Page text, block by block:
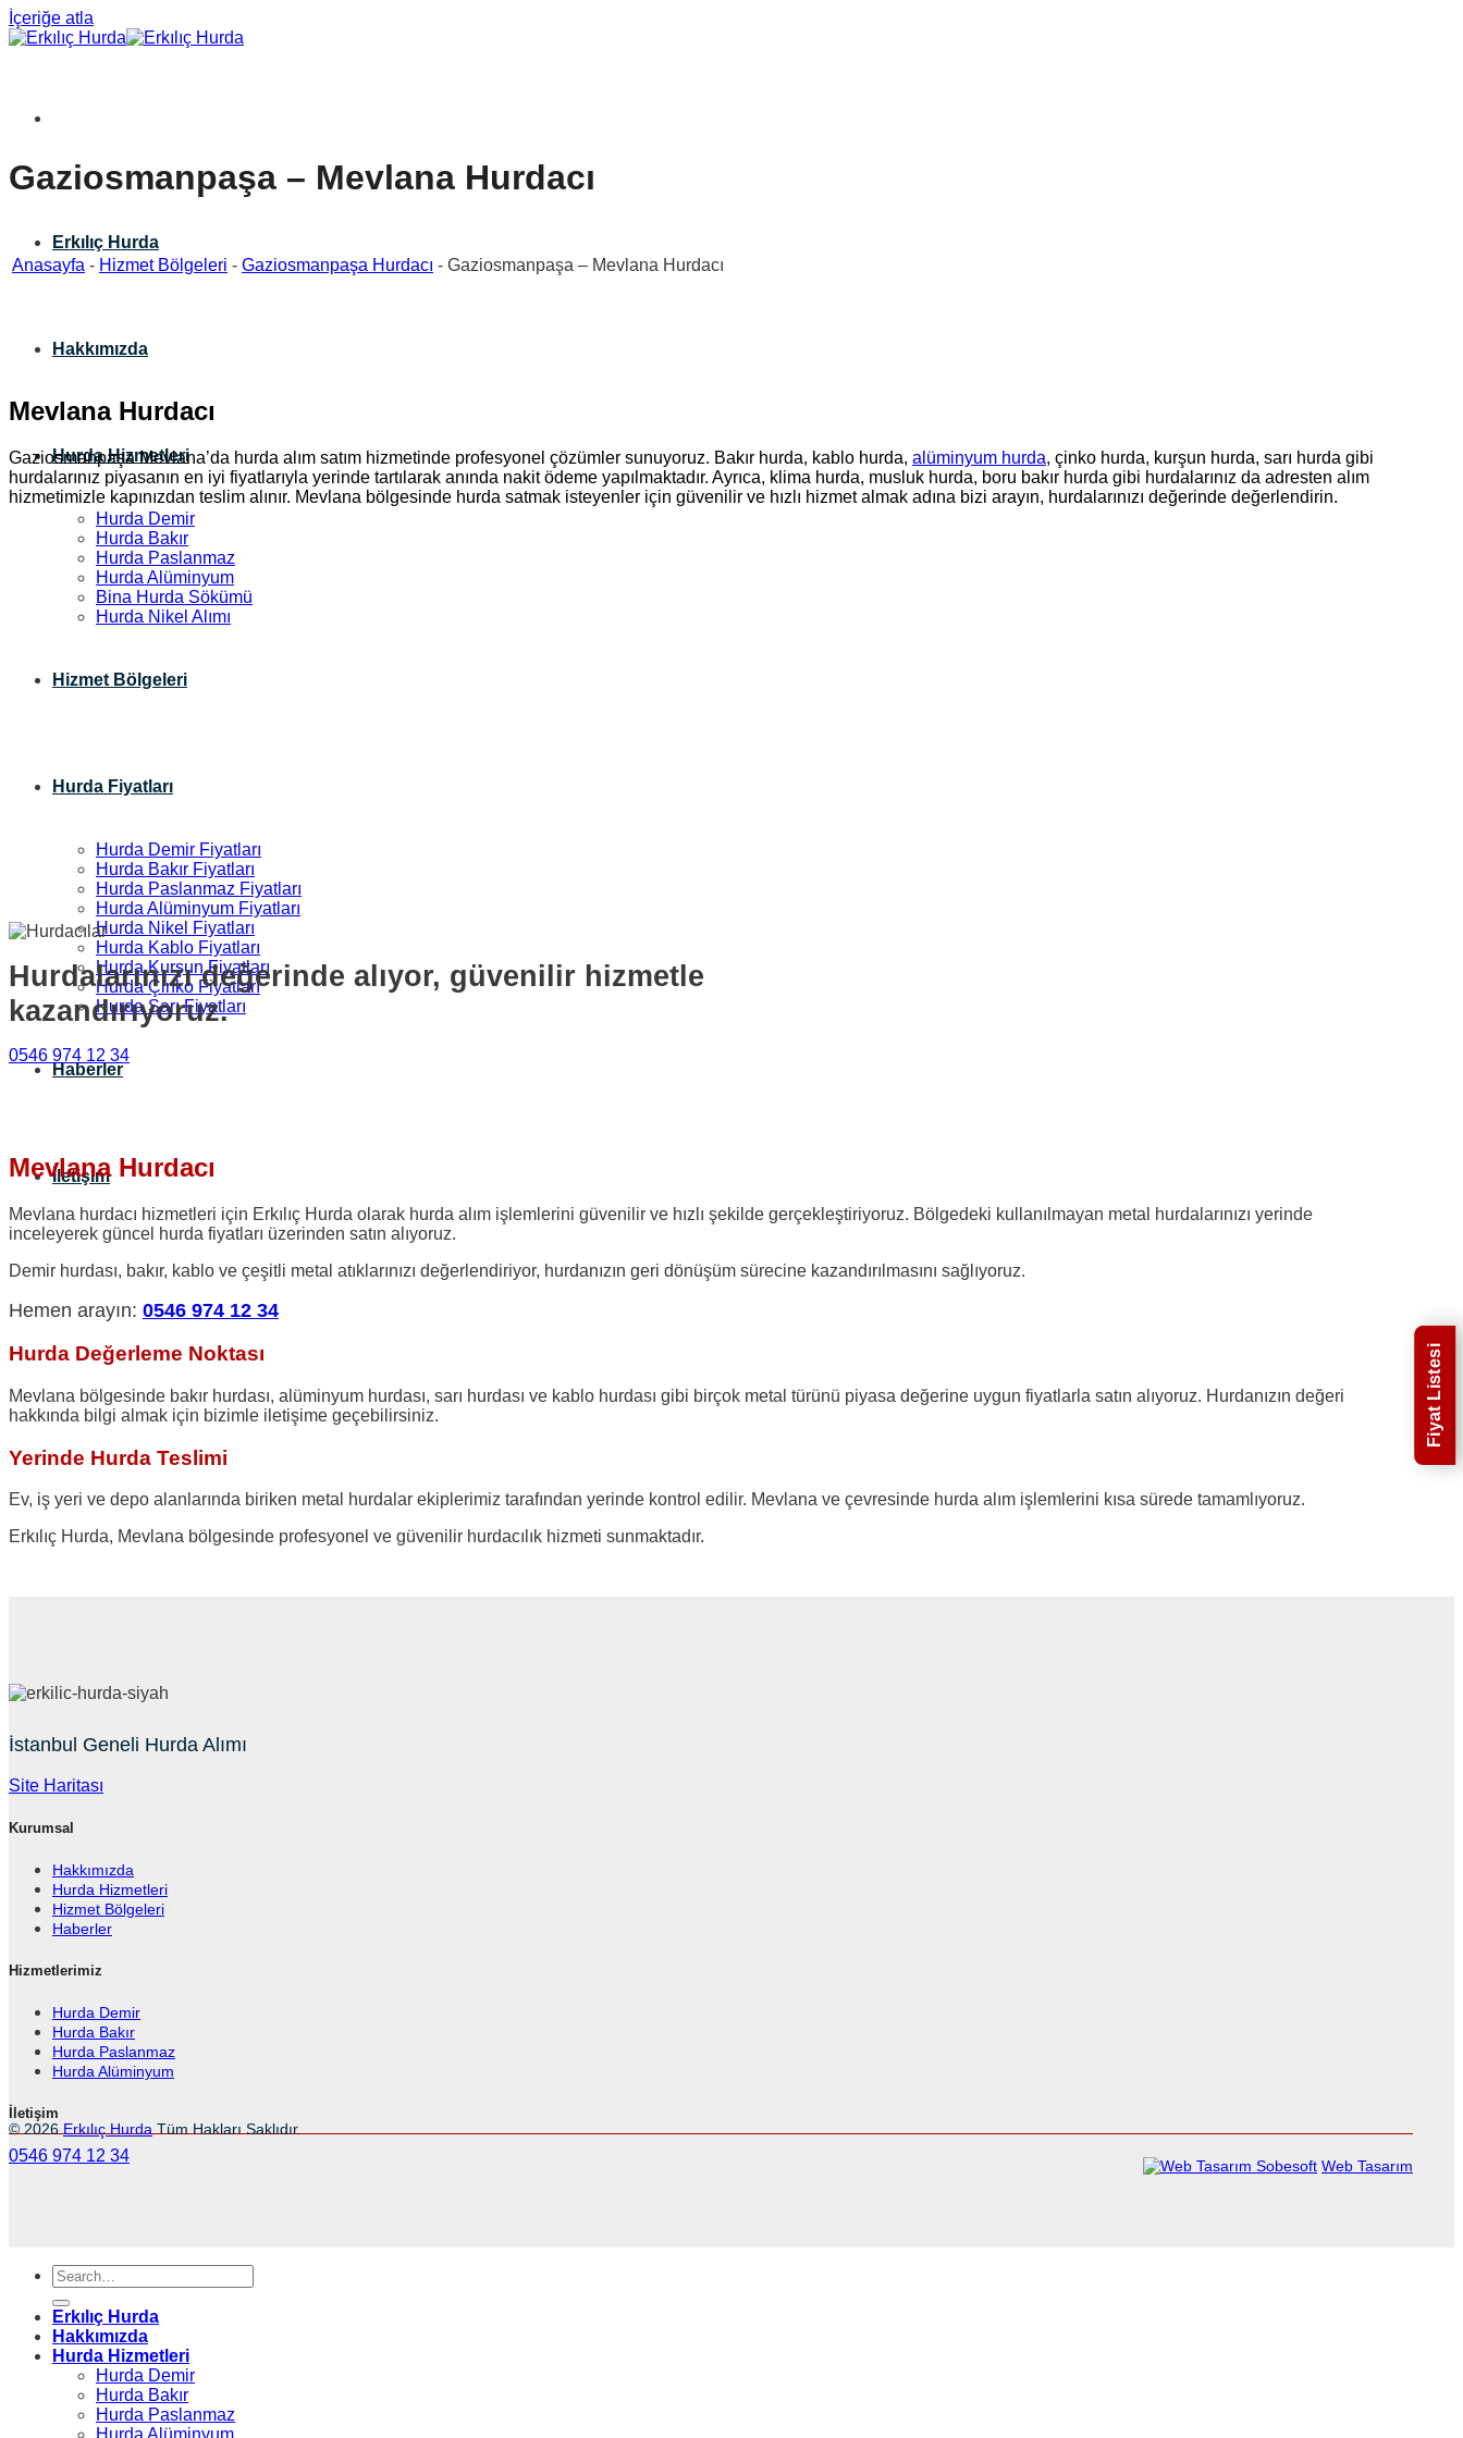
İçeriğe atla
Erkılıç Hurda
Hakkımızda
Hurda Hizmetleri
Hurda Demir
Hurda Bakır
Hurda Paslanmaz
Hurda Alüminyum
Bina Hurda Sökümü
Hurda Nikel Alımı
Hizmet Bölgeleri
Hurda Fiyatları
Hurda Demir Fiyatları
Hurda Bakır Fiyatları
Hurda Paslanmaz Fiyatları
Hurda Alüminyum Fiyatları
Hurda Nikel Fiyatları
Hurda Kablo Fiyatları
Hurda Kurşun Fiyatları
Hurda Çinko Fiyatları
Hurda Sarı Fiyatları
Haberler
İletişim
Gaziosmanpaşa – Mevlana Hurdacı
Anasayfa - Hizmet Bölgeleri - Gaziosmanpaşa Hurdacı - Gaziosmanpaşa – Mevlana Hurdacı
Mevlana Hurdacı
Gaziosmanpaşa Mevlana’da hurda alım satım hizmetinde profesyonel çözümler sunuyoruz. Bakır hurda, kablo hurda, alüminyum hurda, çinko hurda, kurşun hurda, sarı hurda gibi
hurdalarınız piyasanın en iyi fiyatlarıyla yerinde tartılarak anında nakit ödeme yapılmaktadır. Ayrıca, klima hurda, musluk hurda, boru bakır hurda gibi hurdalarınız da adresten alım
hizmetimizle kapınızdan teslim alınır. Mevlana bölgesinde hurda satmak isteyenler için güvenilir ve hızlı hizmet almak adına bizi arayın, hurdalarınızı değerinde değerlendirin.
Hurdalarınızı değerinde alıyor, güvenilir hizmetle
kazandırıyoruz.
0546 974 12 34
Mevlana Hurdacı
Mevlana hurdacı hizmetleri için Erkılıç Hurda olarak hurda alım işlemlerini güvenilir ve hızlı şekilde gerçekleştiriyoruz. Bölgedeki kullanılmayan metal hurdalarınızı yerinde
inceleyerek güncel hurda fiyatları üzerinden satın alıyoruz.
Demir hurdası, bakır, kablo ve çeşitli metal atıklarınızı değerlendiriyor, hurdanızın geri dönüşüm sürecine kazandırılmasını sağlıyoruz.
Hemen arayın: 0546 974 12 34
Hurda Değerleme Noktası
Mevlana bölgesinde bakır hurdası, alüminyum hurdası, sarı hurdası ve kablo hurdası gibi birçok metal türünü piyasa değerine uygun fiyatlarla satın alıyoruz. Hurdanızın değeri
hakkında bilgi almak için bizimle iletişime geçebilirsiniz.
Yerinde Hurda Teslimi
Ev, iş yeri ve depo alanlarında biriken metal hurdalar ekiplerimiz tarafından yerinde kontrol edilir. Mevlana ve çevresinde hurda alım işlemlerini kısa sürede tamamlıyoruz.
Erkılıç Hurda, Mevlana bölgesinde profesyonel ve güvenilir hurdacılık hizmeti sunmaktadır.
İstanbul Geneli Hurda Alımı
Site Haritası
Kurumsal
Hakkımızda
Hurda Hizmetleri
Hizmet Bölgeleri
Haberler
Hizmetlerimiz
Hurda Demir
Hurda Bakır
Hurda Paslanmaz
Hurda Alüminyum
İletişim
0546 974 12 34
© 2026 Erkılıç Hurda Tüm Hakları Saklıdır.
Sobesoft Web Tasarım
Erkılıç Hurda
Hakkımızda
Hurda Hizmetleri
Hurda Demir
Hurda Bakır
Hurda Paslanmaz
Hurda Alüminyum
Fiyat Listesi